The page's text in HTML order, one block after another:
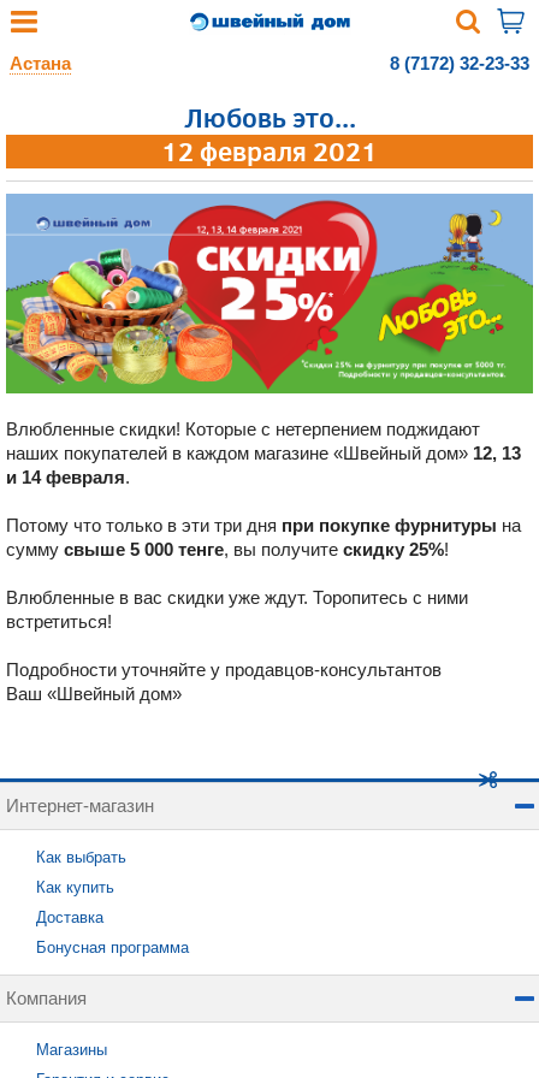
Астана 8 (7172) 32-23-33
Любовь это...
12 февраля 2021
Влюбленные скидки! Которые с нетерпением поджидают
наших покупателей в каждом магазине «Швейный дом» 12, 13
и 14 февраля.
Потому что только в эти три дня при покупке фурнитуры на
сумму свыше 5 000 тенге, вы получите скидку 25%!
Влюбленные в вас скидки уже ждут. Торопитесь с ними
встретиться!
Подробности уточняйте у продавцов-консультантов
Ваш «Швейный дом»
Интернет-магазин
Как выбрать
Как купить
Доставка
Бонусная программа
Компания
Магазины